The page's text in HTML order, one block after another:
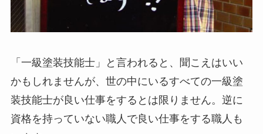
「一級塗装技能士」と言われると、聞こえはいい
かもしれませんが、世の中にいるすべての一級塗
装技能士が良い仕事をするとは限りません。逆に
資格を持っていない職人で良い仕事をする職人も